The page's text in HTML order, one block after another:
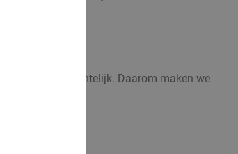
type deal.
graag overzichtelijk. Daarom maken we